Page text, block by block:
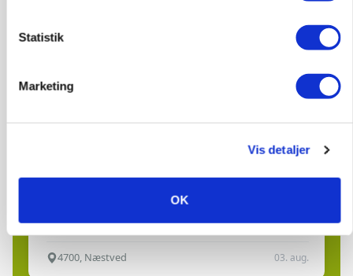
Statistik
Marketing
Vis detaljer
OK
Rørlægger / håndmand søges til
Anlæg
Lastbilchauffør søges til Henrik Haves
4700, Næstved 03. aug.